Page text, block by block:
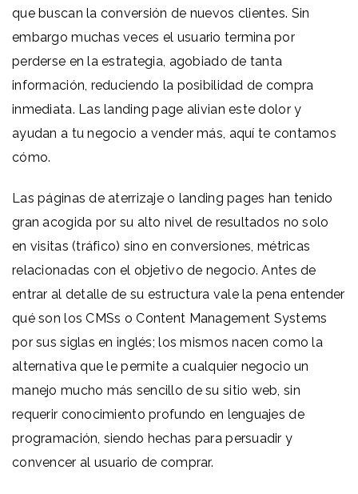
que buscan la conversión de nuevos clientes. Sin
embargo muchas veces el usuario termina por
perderse en la estrategia, agobiado de tanta
información, reduciendo la posibilidad de compra
inmediata. Las landing page alivian este dolor y
ayudan a tu negocio a vender más, aquí te contamos
cómo.
Las páginas de aterrizaje o landing pages han tenido
gran acogida por su alto nivel de resultados no solo
en visitas (tráfico) sino en conversiones, métricas
relacionadas con el objetivo de negocio. Antes de
entrar al detalle de su estructura vale la pena entender
qué son los CMSs o Content Management Systems
por sus siglas en inglés; los mismos nacen como la
alternativa que le permite a cualquier negocio un
manejo mucho más sencillo de su sitio web, sin
requerir conocimiento profundo en lenguajes de
programación, siendo hechas para persuadir y
convencer al usuario de comprar.